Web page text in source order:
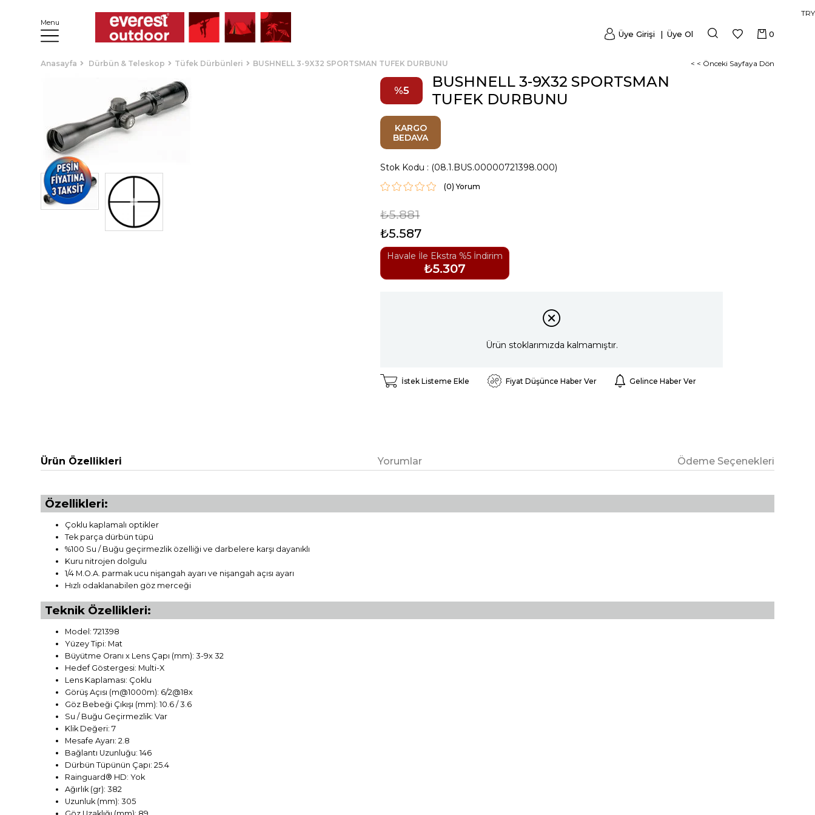
Menu
TRY
0
Üye Girişi Üye Ol
Anasayfa Dürbün & Teleskop Tüfek Dürbünleri BUSHNELL 3-9X32 SPORTSMAN TUFEK DURBUNU < < Önceki Sayfaya Dön
5
BUSHNELL 3-9X32 SPORTSMAN
TUFEK DURBUNU
KARGO
BEDAVA
Stok Kodu (08.1.BUS.00000721398.000)
(0)
₺5.881
₺5.587
Havale İle Ekstra %5 İndirim
₺5.307
Ürün stoklarımızda kalmamıştır.
İstek Listeme Ekle Fiyat Düşünce Haber Ver Gelince Haber Ver
Ürün Özellikleri Yorumlar Ödeme Seçenekleri
Özellikleri:
Çoklu kaplamalı optikler
Tek parça dürbün tüpü
%100 Su / Buğu geçirmezlik özelliği ve darbelere karşı dayanıklı
Kuru nitrojen dolgulu
1/4 M.O.A. parmak ucu nişangah ayarı ve nişangah açısı ayarı
Hızlı odaklanabilen göz merceği
Teknik Özellikleri:
Model: 721398
Yüzey Tipi: Mat
Büyütme Oranı x Lens Çapı (mm): 3-9x 32
Hedef Göstergesi: Multi-X
Lens Kaplaması: Çoklu
Görüş Açısı (m@1000m): 6/2@18x
Göz Bebeği Çıkışı (mm): 10.6 / 3.6
Su / Buğu Geçirmezlik: Var
Klik Değeri: 7
Mesafe Ayarı: 2.8
Bağlantı Uzunluğu: 146
Dürbün Tüpünün Çapı: 25.4
Rainguard® HD: Yok
Ağırlık (gr): 382
Uzunluk (mm): 305